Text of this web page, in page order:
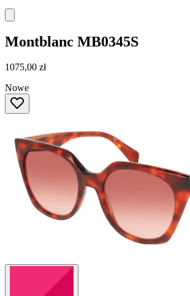
Montblanc MB0345S
1075,00 zł
Nowe